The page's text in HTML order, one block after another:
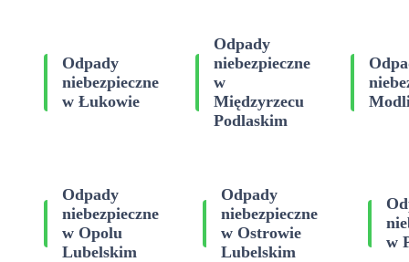
Odpady
niebezpieczne
w Łukowie
Odpady
niebezpieczne
w
Międzyrzecu
Podlaskim
Odpady
niebezpieczne
w Opolu
Lubelskim
Odpady
niebezpieczne
w Ostrowie
Lubelskim
w